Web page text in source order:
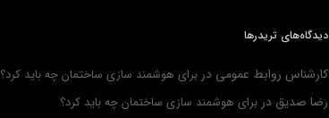
دیدگاه‌های تریدرها
کارشناس روابط عمومی در برای هوشمند سازی ساختمان چه باید کرد؟
رضا صدیق در برای هوشمند سازی ساختمان چه باید کرد؟